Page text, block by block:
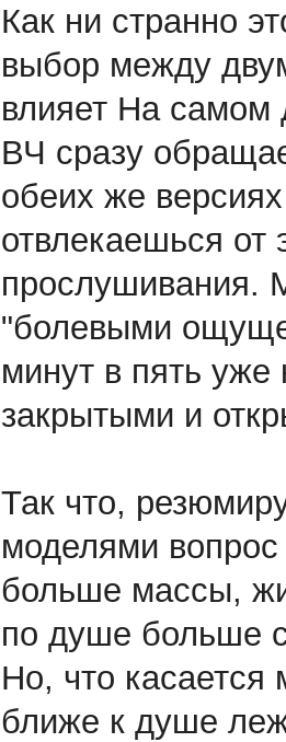
Как ни странно
выбор между
влияет На самом
ВЧ сразу
обеих же
отвлекаешься от
прослушивания.
"болевыми
минут в пять уже
закрытыми и
Так что,
моделями вопрос
больше массы,
по душе больше
Но, что касается
ближе к душе